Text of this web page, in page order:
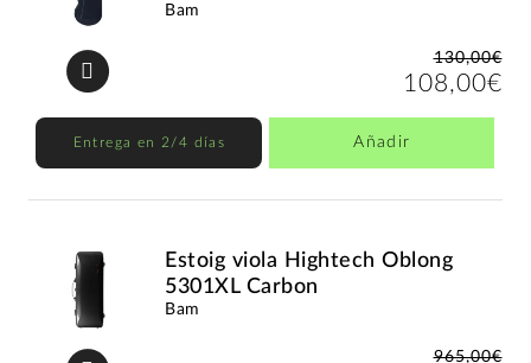
Bam
130,00€
108,00€
Entrega en 2/4 días Añadir
Estoig viola Hightech Oblong
5301XL Carbon
Bam
965,00€